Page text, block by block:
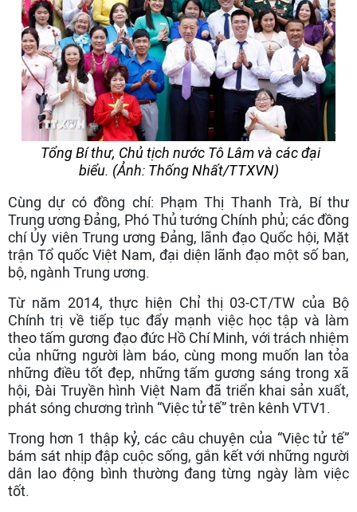
Tổng Bí thư, Chủ tịch nước Tô Lâm và các đại
biểu. (Ảnh: Thống Nhất/TTXVN)
Cùng dự có đồng chí: Phạm Thị Thanh Trà, Bí thư
Trung ương Đảng, Phó Thủ tướng Chính phủ; các đồng
chí Ủy viên Trung ương Đảng, lãnh đạo Quốc hội, Mặt
trận Tổ quốc Việt Nam, đại diện lãnh đạo một số ban,
bộ, ngành Trung ương.
Từ năm 2014, thực hiện Chỉ thị 03-CT/TW của Bộ
Chính trị về tiếp tục đẩy mạnh việc học tập và làm
theo tấm gương đạo đức Hồ Chí Minh, với trách nhiệm
của những người làm báo, cùng mong muốn lan tỏa
những điều tốt đẹp, những tấm gương sáng trong xã
hội, Đài Truyền hình Việt Nam đã triển khai sản xuất,
phát sóng chương trình “Việc tử tế” trên kênh VTV1.
Trong hơn 1 thập kỷ, các câu chuyện của “Việc tử tế”
bám sát nhịp đập cuộc sống, gắn kết với những người
dân lao động bình thường đang từng ngày làm việc
tốt.